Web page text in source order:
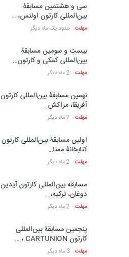
سی و هشتمین مسابقۀ
بین‌المللی کارتون اولنس، …
مهلت حدود یک ماه دیگر
بیست و سومین مسابقۀ
بین‌المللی کمکی و کارتون…
مهلت 2 ماه دیگر
نهمین مسابقۀ بین‌المللی کارتون
آفریقا، مراکش…
مهلت 2 ماه دیگر
اولین مسابقۀ بین‌المللی کارتون
کتابخانۀ ممتا…
مهلت 2 ماه دیگر
مسابقه بین‌المللی کارتون آیدین
دوغان، ترکیه،…
مهلت 2 ماه دیگر
پنجمین مسابقۀ بین‌المللی
کارتون CARTUNION ، …
مهلت 3 ماه دیگر